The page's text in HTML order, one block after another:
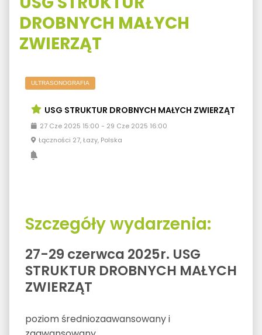
DROBNYCH MAŁYCH
ZWIERZĄT
ULTRASONOGRAFIA
USG STRUKTUR DROBNYCH MAŁYCH ZWIERZĄT
27 Cze 2025 15:00 - 29 Cze 2025 16:00
Łączności 27, Łazy, Polska
Szczegóły wydarzenia:
27-29 czerwca 2025r. USG
STRUKTUR DROBNYCH MAŁYCH
ZWIERZĄT
poziom średniozaawansowany i